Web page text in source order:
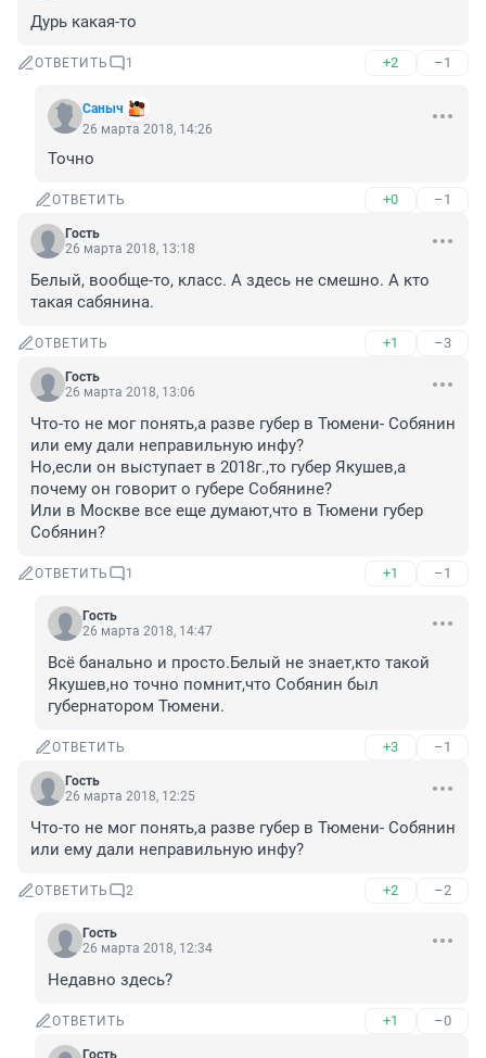
Дурь какая-то
ОТВЕТИТЬ 1 +2 –1
Сaныч
26 марта 2018, 14:26
Точно
ОТВЕТИТЬ +0 –1
Гость
26 марта 2018, 13:18
Белый, вообще-то, класс. А здесь не смешно. А кто
такая сабянина.
ОТВЕТИТЬ +1 –3
Гость
26 марта 2018, 13:06
Что-то не мог понять,а разве губер в Тюмени- Собянин
или ему дали неправильную инфу?
Но,если он выступает в 2018г.,то губер Якушев,а
почему он говорит о губере Собянине?
Или в Москве все еще думают,что в Тюмени губер
Собянин?
ОТВЕТИТЬ 1 +1 –1
Гость
26 марта 2018, 14:47
Всё банально и просто.Белый не знает,кто такой
Якушев,но точно помнит,что Собянин был
губернатором Тюмени.
ОТВЕТИТЬ +3 –1
Гость
26 марта 2018, 12:25
Что-то не мог понять,а разве губер в Тюмени- Собянин
или ему дали неправильную инфу?
ОТВЕТИТЬ 2 +2 –2
Гость
26 марта 2018, 12:34
Недавно здесь?
ОТВЕТИТЬ +1 –0
Гость